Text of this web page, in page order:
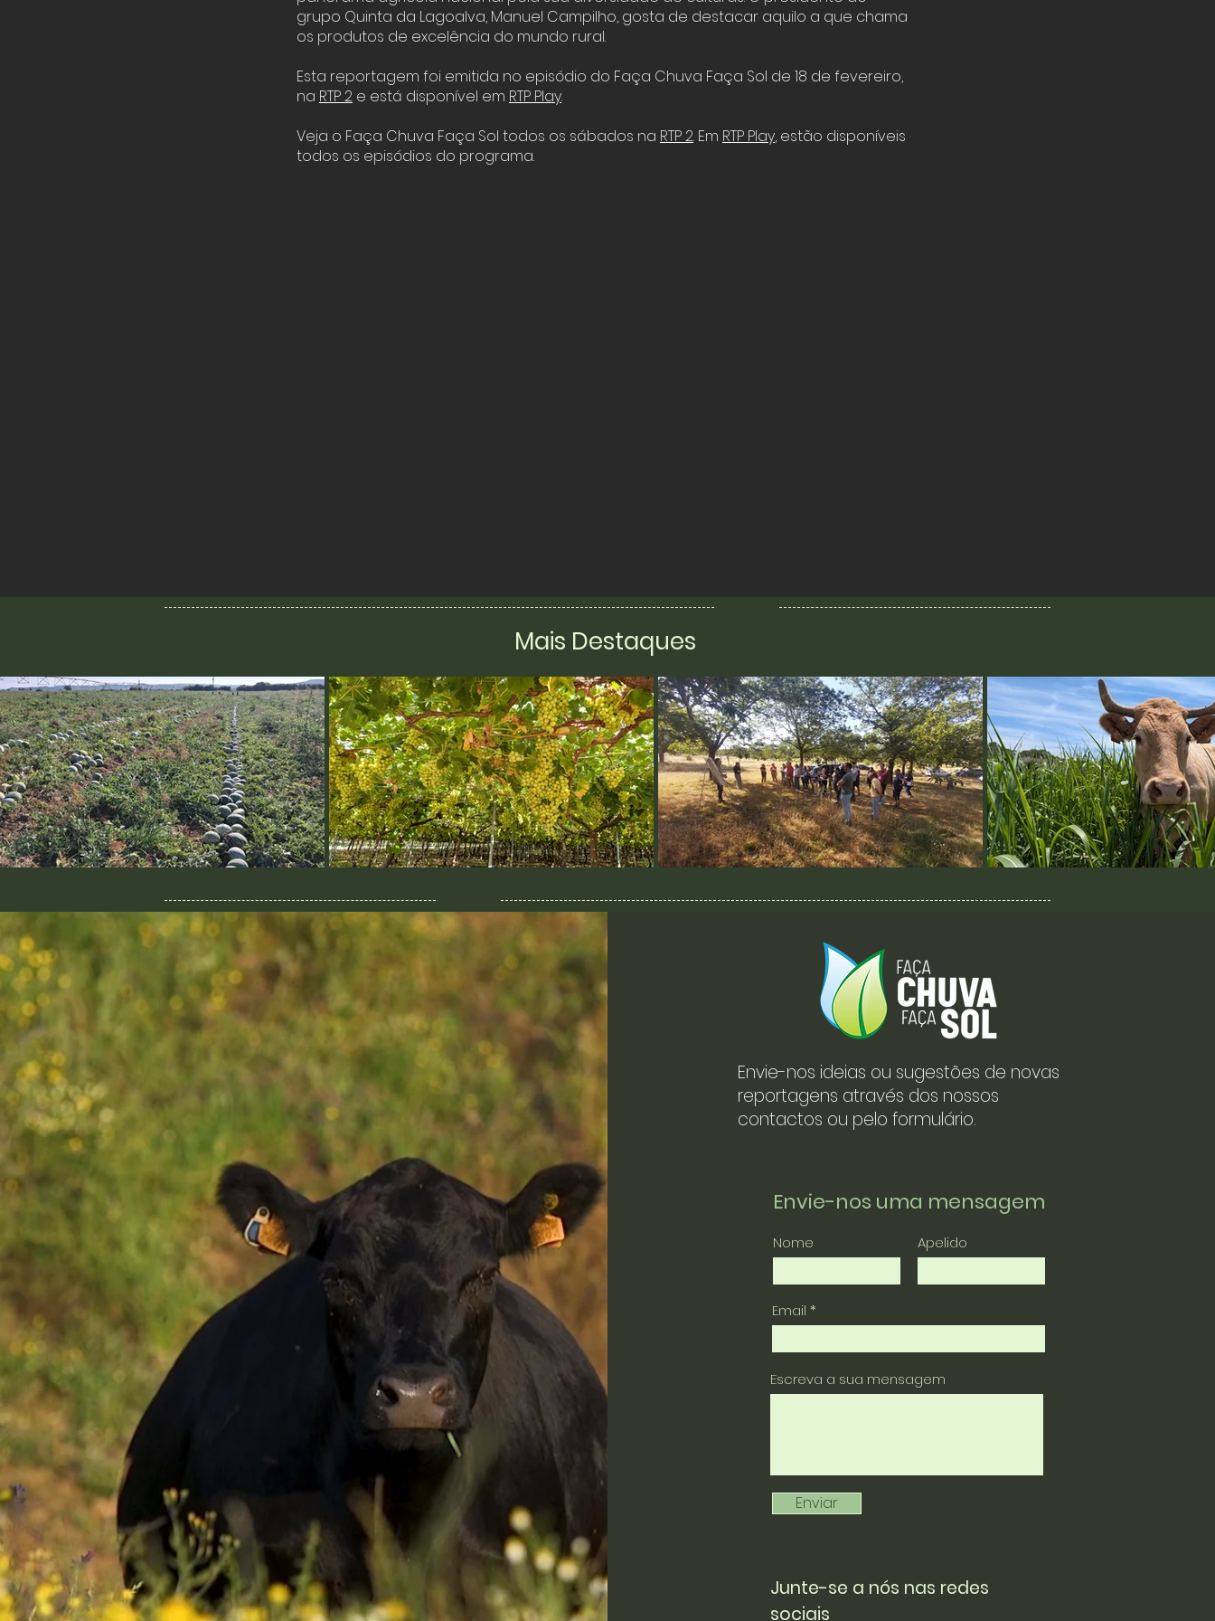
grupo Quinta da Lagoalva, Manuel Campilho, gosta de destacar aquilo a que chama
os produtos de excelência do mundo rural.
Esta reportagem foi emitida no episódio do Faça Chuva Faça Sol de 18 de fevereiro,
na RTP 2 e está disponível em RTP Play.
Veja o Faça Chuva Faça Sol todos os sábados na RTP 2. Em RTP Play, estão disponíveis
todos os episódios do programa.
Mais Destaques
Envie-nos ideias ou sugestões de novas
reportagens através dos nossos
contactos ou pelo formulário.
Envie-nos uma mensagem
Nome Apelido
Email
Escreva a sua mensagem
Enviar
Junte-se a nós nas redes
sociais